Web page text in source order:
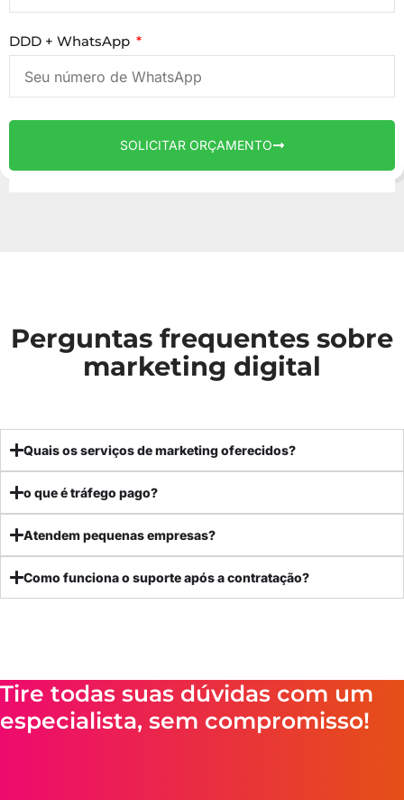
DDD + WhatsApp
SOLICITAR ORÇAMENTO
Perguntas frequentes sobre
marketing digital
Quais os serviços de marketing oferecidos?
o que é tráfego pago?
Atendem pequenas empresas?
Como funciona o suporte após a contratação?
Tire todas suas dúvidas com um
especialista, sem compromisso!